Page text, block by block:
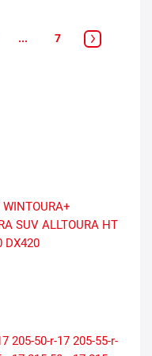
... 7
WINTOURA+
SUV ALLTOURA HT
DX420
205-50-r-17 205-55-r-